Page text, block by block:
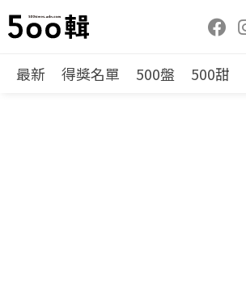
最新 得獎名單 500盤 500甜